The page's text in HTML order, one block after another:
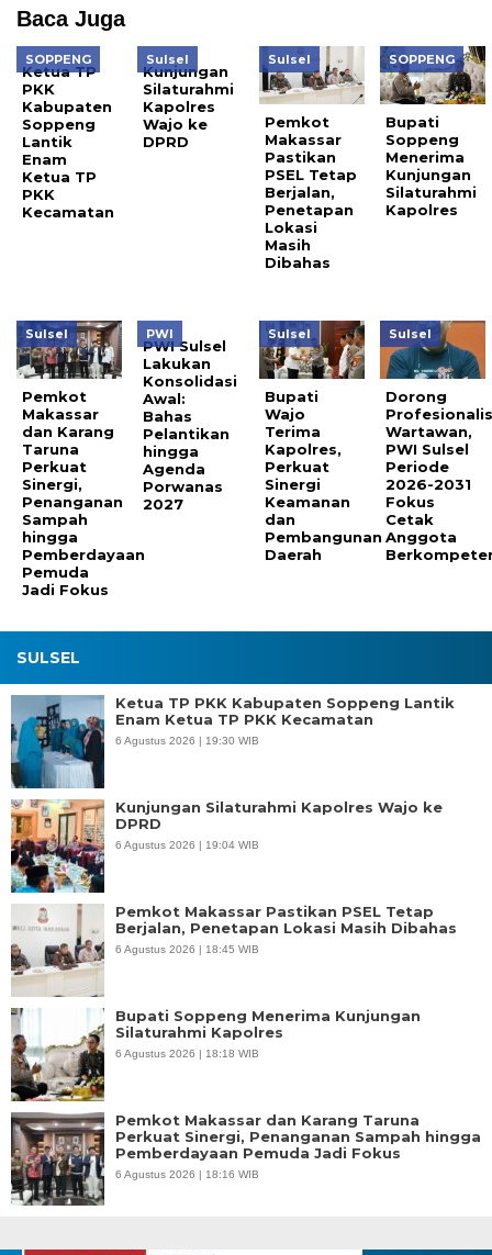
Baca Juga
SOPPENG
Ketua TP
PKK
Kabupaten
Soppeng
Lantik
Enam
Ketua TP
PKK
Kecamatan
Sulsel
Kunjungan
Silaturahmi
Kapolres
Wajo ke
DPRD
Sulsel
Pemkot
Makassar
Pastikan
PSEL Tetap
Berjalan,
Penetapan
Lokasi
Masih
Dibahas
SOPPENG
Bupati
Soppeng
Menerima
Kunjungan
Silaturahmi
Kapolres
Sulsel
Pemkot
Makassar
dan Karang
Taruna
Perkuat
Sinergi,
Penanganan
Sampah
hingga
Pemberdayaan
Pemuda
Jadi Fokus
PWI
PWI Sulsel
Lakukan
Konsolidasi
Awal:
Bahas
Pelantikan
hingga
Agenda
Porwanas
2027
Sulsel
Bupati
Wajo
Terima
Kapolres,
Perkuat
Sinergi
Keamanan
dan
Pembangunan
Daerah
Sulsel
Dorong
Wartawan,
PWI Sulsel
Periode
2026-2031
Fokus
Cetak
Anggota
SULSEL
Ketua TP PKK Kabupaten Soppeng Lantik
Enam Ketua TP PKK Kecamatan
6 Agustus 2026 | 19:30 WIB
Kunjungan Silaturahmi Kapolres Wajo ke
DPRD
6 Agustus 2026 | 19:04 WIB
Pemkot Makassar Pastikan PSEL Tetap
Berjalan, Penetapan Lokasi Masih Dibahas
6 Agustus 2026 | 18:45 WIB
Bupati Soppeng Menerima Kunjungan
Silaturahmi Kapolres
6 Agustus 2026 | 18:18 WIB
Pemkot Makassar dan Karang Taruna
Perkuat Sinergi, Penanganan Sampah hingga
Pemberdayaan Pemuda Jadi Fokus
6 Agustus 2026 | 18:16 WIB